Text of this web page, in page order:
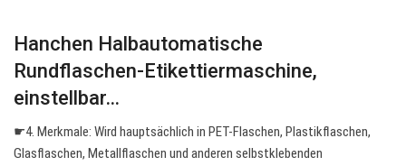
Hanchen Halbautomatische
Rundflaschen-Etikettiermaschine,
einstellbar…
☛4. Merkmale: Wird hauptsächlich in PET-Flaschen, Plastikflaschen,
Glasflaschen, Metallflaschen und anderen selbstklebenden